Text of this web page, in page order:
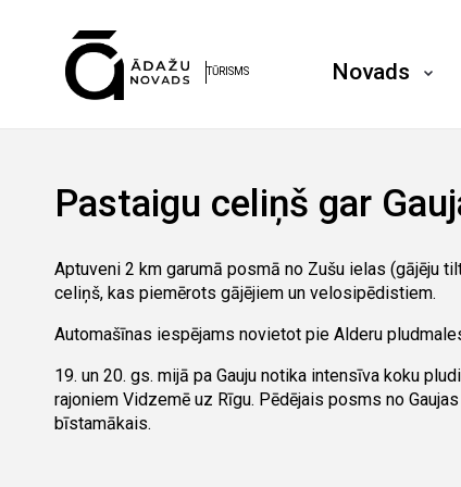
TŪRISMS Novads
Pastaigu celiņš gar
Aptuveni 2 km garumā posmā no Zušu ielas (gājēju
celiņš, kas piemērots gājējiem un velosipēdistiem.
Automašīnas iespējams novietot pie Alderu
19. un 20. gs. mijā pa Gauju notika intensīva koku
rajoniem Vidzemē uz Rīgu. Pēdējais posms no
bīstamākais.